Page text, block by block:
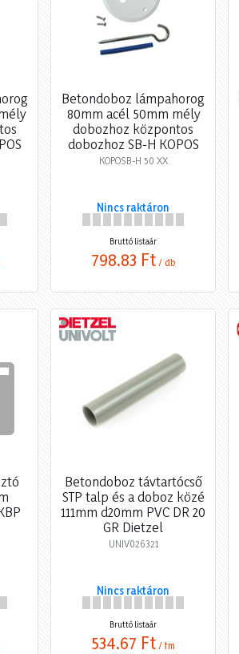
Betondoboz lámpahorog
80mm acél 50mm mély
dobozhoz központos
dobozhoz SB-H KOPOS
KOPOSB-H 50 XX
Nincs raktáron
Bruttó listaár
798,83 Ft / db
Betondoboz távtartócső
STP talp és a doboz közé
111mm d20mm PVC DR 20
GR Dietzel
UNIV026321
Nincs raktáron
Bruttó listaár
534,67 Ft / fm